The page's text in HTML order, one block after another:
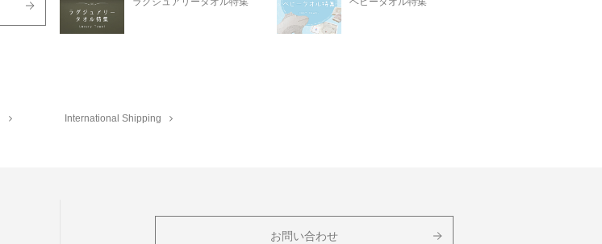
International Shipping
お問い合わせ